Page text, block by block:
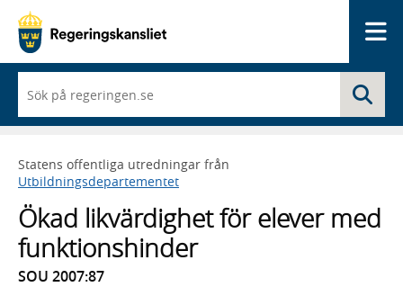
du
börjar
skriva
framträder
en
med
sökförslag
Statens offentliga utredningar från
Utbildningsdepartementet
Ökad likvärdighet för elever med
funktionshinder
SOU 2007:87